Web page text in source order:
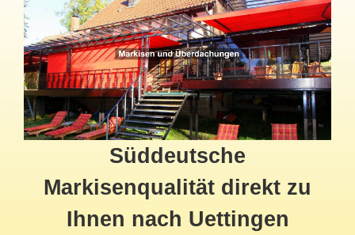
Süddeutsche
Markisenqualität direkt zu
Ihnen nach Uettingen